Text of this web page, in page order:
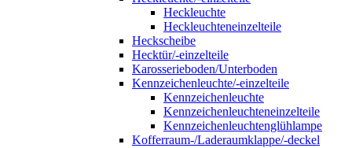
Heckleuchte
Heckleuchteneinzelteile
Heckscheibe
Hecktür/-einzelteile
Karosserieboden/Unterboden
Kennzeichenleuchte/-einzelteile
Kennzeichenleuchte
Kennzeichenleuchteneinzelteile
Kennzeichenleuchtenglühlampe
Kofferraum-/Laderaumklappe/-deckel